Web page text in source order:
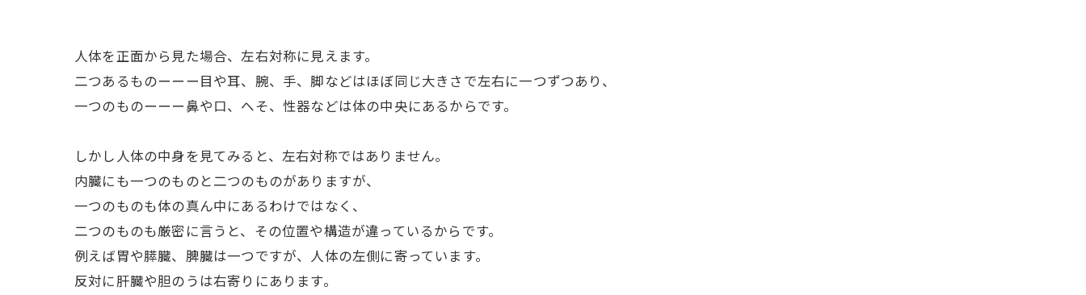
人体を正面から見た場合、左右対称に見えます。
二つあるものーーー目や耳、腕、手、脚などはほぼ同じ大きさで左右に一つずつあり、
一つのものーーー鼻や口、へそ、性器などは体の中央にあるからです。
しかし人体の中身を見てみると、左右対称ではありません。
内臓にも一つのものと二つのものがありますが、
一つのものも体の真ん中にあるわけではなく、
二つのものも厳密に言うと、その位置や構造が違っているからです。
例えば胃や膵臓、脾臓は一つですが、人体の左側に寄っています。
反対に肝臓や胆のうは右寄りにあります。